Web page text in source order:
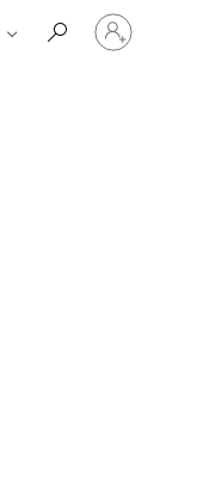
Войдите
учетную